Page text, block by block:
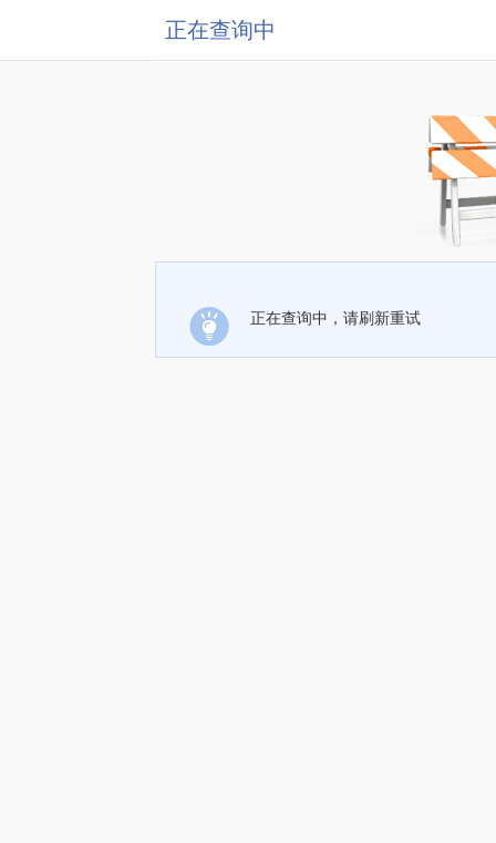
正在查询中
正在查询中，请刷新重试